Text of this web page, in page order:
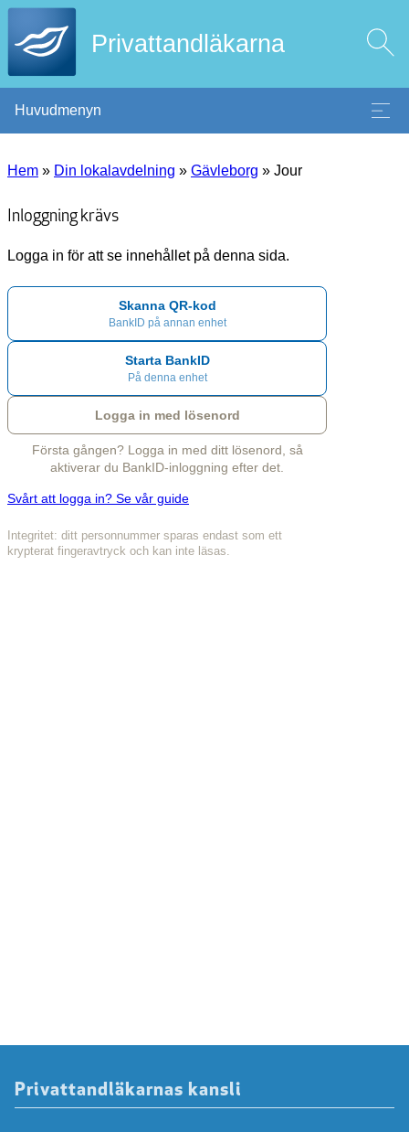
Privattandläkarna
Huvudmenyn
Hem » Din lokalavdelning » Gävleborg » Jour
Inloggning krävs
Logga in för att se innehållet på denna sida.
Skanna QR-kod
BankID på annan enhet
Starta BankID
På denna enhet
Logga in med lösenord
Första gången? Logga in med ditt lösenord, så
aktiverar du BankID-inloggning efter det.
Svårt att logga in? Se vår guide
Integritet: ditt personnummer sparas endast som ett
krypterat fingeravtryck och kan inte läsas.
Privattandläkarnas kansli